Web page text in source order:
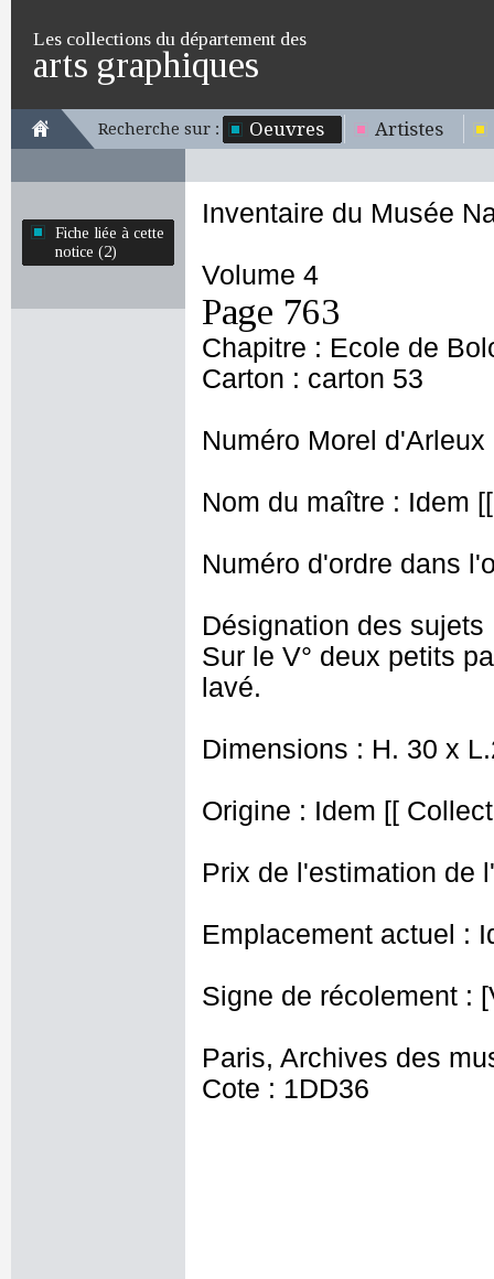
Les collections du département des
arts graphiques
Recherche sur : Oeuvres Artistes
Fiche liée à cette
notice (2)
Inventaire du Musée
Volume 4
Page 763
Chapitre : Ecole de
Carton : carton 53
Numéro Morel d'Arleux
Nom du maître : Idem
Numéro d'ordre dans
Désignation des
Sur le V° deux petits
lavé.
Dimensions : H. 30 x
Origine : Idem [[
Prix de l'estimation de
Emplacement actuel :
Signe de récolement :
Paris, Archives des
Cote : 1DD36